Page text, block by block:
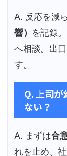
A. 反応を減
響） を記録
へ相談。出
す。
Q. 上司
ない？
A. まずは合
れを止め、